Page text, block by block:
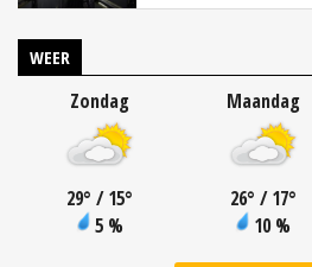
WEER
Zondag
29° / 15°
5 %
Maandag
26° / 17°
10 %